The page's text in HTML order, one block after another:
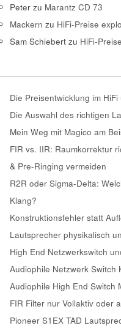
Peter zu Marantz CD 73
Mackern zu HiFi-Preise
Sam Schiebert zu HiFi-
Die Preisentwicklung im
Die Auswahl des richtigen
Mein Weg mit Magico am
FIR vs. IIR: Raumkorrektur
& Pre-Ringing vermeiden
R2R oder Sigma-Delta:
Klang?
Konstruktionsfehler statt
Lautsprecher physikalisch
High End Netzwerkswitch
Audiophile Netzwerk Switch
Audiophile High End Switch
FIR Filter nur Vollaktiv oder
Pioneer S1EX TAD